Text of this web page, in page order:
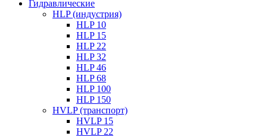
Гидравлические
HLP (индустрия)
HLP 10
HLP 15
HLP 22
HLP 32
HLP 46
HLP 68
HLP 100
HLP 150
HVLP (транспорт)
HVLP 15
HVLP 22